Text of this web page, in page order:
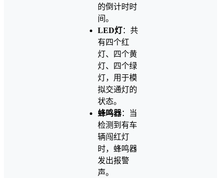
的倒计时时
间。
LED灯：共
有四个红
灯、四个黄
灯、四个绿
灯，用于模
拟交通灯的
状态。
蜂鸣器：当
检测到有车
辆闯红灯
时，蜂鸣器
发出报警
声。